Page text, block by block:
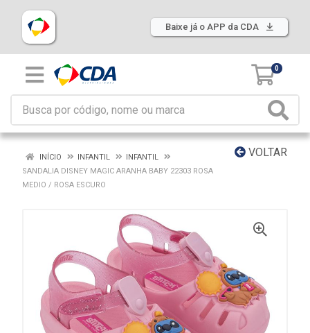
Baixe já o APP da CDA
0
VOLTAR
INÍCIO INFANTIL
INFANTIL
SANDALIA DISNEY MAGIC ARANHA BABY 22303 ROSA
MEDIO / ROSA ESCURO